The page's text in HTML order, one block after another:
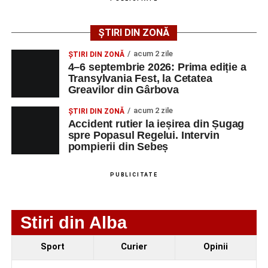
Ultimele știri din Sebeș
Femeie de 66 de ani, transportată în stare gravă la
spital după ce a fost lovită de o motocicletă pe
strada Dorobanți din Sebeș
Accident pe strada Dorobanți din Sebeș: fermeie
de 66 de ani rănită grav, după ce a fost lovită de o
Fest, la Cetatea Greavilor din Gârbova
ȘTIRI DIN ZONĂ
ȘTIRI DIN ZONĂ acum 2 zile
4–6 septembrie 2026: Prima ediție a
Transylvania Fest, la Cetatea
Greavilor din Gârbova
ȘTIRI DIN ZONĂ acum 2 zile
Accident rutier la ieșirea din Șugag
spre Popasul Regelui. Intervin
pompierii din Sebeș
PUBLICITATE
Stiri din Alba
Sport Curier Opinii